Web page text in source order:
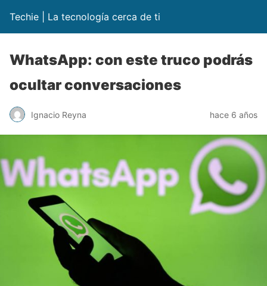
Techie | La tecnología cerca de ti
WhatsApp: con este truco podrás
ocultar conversaciones
Ignacio Reyna hace 6 años